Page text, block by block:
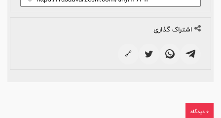
اشتراک گذاری
🔗
0 دیدگاه